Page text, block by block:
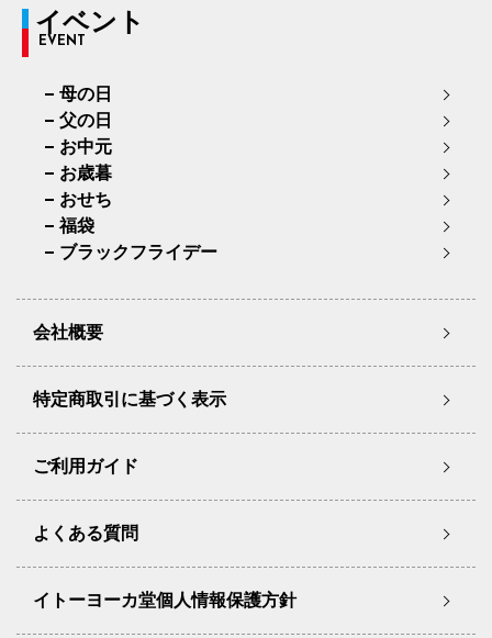
イベント
EVENT
母の日
父の日
お中元
お歳暮
おせち
福袋
ブラックフライデー
会社概要
特定商取引に基づく表示
ご利用ガイド
よくある質問
イトーヨーカ堂個人情報保護方針